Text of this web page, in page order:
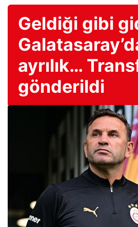
Geldiği gibi
ayrılık…
gönderildi